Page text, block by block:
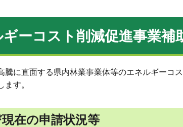
ーコスト削減促進事業補
騰に直面する県内林業事業体等のエネルギーコ
ます。
在の申請状況等